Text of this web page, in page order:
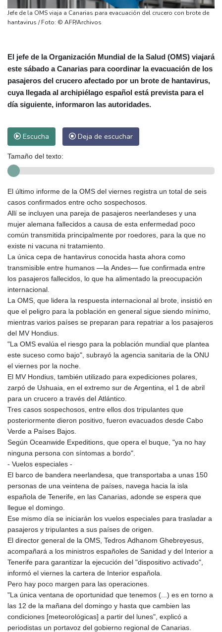
Jefe de la OMS viaja a Canarias para evacuación del crucero con brote de
hantavirus / Foto: © AFP/Archivos
El jefe de la Organización Mundial de la Salud (OMS) viajará
este sábado a Canarias para coordinar la evacuación de los
pasajeros del crucero afectado por un brote de hantavirus,
cuya llegada al archipiélago español está prevista para el
día siguiente, informaron las autoridades.
Escucha Deja de escuchar
Tamaño del texto:
El último informe de la OMS del viernes registra un total de seis
casos confirmados entre ocho sospechosos.
Allí se incluyen una pareja de pasajeros neerlandeses y una
mujer alemana fallecidos a causa de esta enfermedad poco
común transmitida principalmente por roedores, para la que no
existe ni vacuna ni tratamiento.
La única cepa de hantavirus conocida hasta ahora como
transmisible entre humanos —la Andes— fue confirmada entre
los pasajeros fallecidos, lo que ha alimentado la preocupación
internacional.
La OMS, que lidera la respuesta internacional al brote, insistió en
que el peligro para la población en general sigue siendo mínimo,
mientras varios países se preparan para repatriar a los pasajeros
del MV Hondius.
"La OMS evalúa el riesgo para la población mundial que plantea
este suceso como bajo", subrayó la agencia sanitaria de la ONU
el viernes por la noche.
El MV Hondius, también utilizado para expediciones polares,
zarpó de Ushuaia, en el extremo sur de Argentina, el 1 de abril
para un crucero a través del Atlántico.
Tres casos sospechosos, entre ellos dos tripulantes que
posteriormente dieron positivo, fueron evacuados desde Cabo
Verde a Países Bajos.
Según Oceanwide Expeditions, que opera el buque, "ya no hay
ninguna persona con síntomas a bordo".
- Vuelos especiales -
El barco de bandera neerlandesa, que transportaba a unas 150
personas de una veintena de países, navega hacia la isla
española de Tenerife, en las Canarias, adonde se espera que
llegue el domingo.
Ese mismo día se iniciarán los vuelos especiales para trasladar a
pasajeros y tripulantes a sus países de origen.
El director general de la OMS, Tedros Adhanom Ghebreyesus,
acompañará a los ministros españoles de Sanidad y del Interior a
Tenerife para garantizar la ejecución del "dispositivo activado",
informó el viernes la cartera de Interior española.
Pero hay poco margen para las operaciones.
"La única ventana de oportunidad que tenemos (...) es en torno a
las 12 de la mañana del domingo y hasta que cambien las
condiciones [meteorológicas] a partir del lunes", explicó a
periodistas un portavoz del gobierno regional de Canarias.